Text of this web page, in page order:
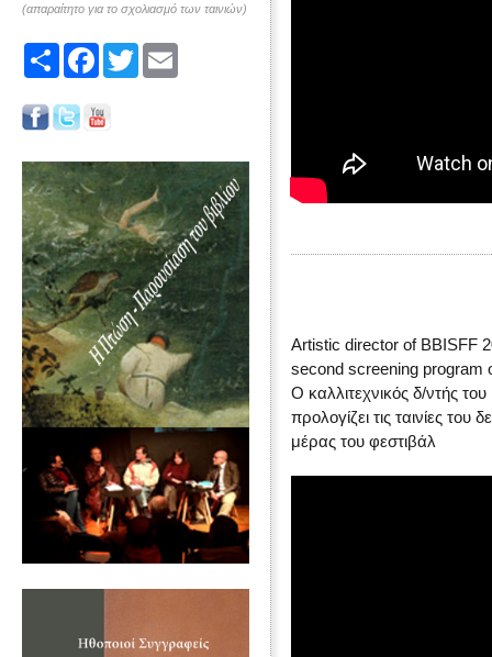
(απαραίτητο για το σχολιασμό των ταινιών)
Share FacebookTwitter
Artistic director of BBISFF
second screening program
Ο καλλιτεχνικός δ/ντής
προλογίζει τις ταινίες
μέρας του φεστιβάλ